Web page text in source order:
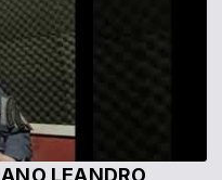
LEANDRO